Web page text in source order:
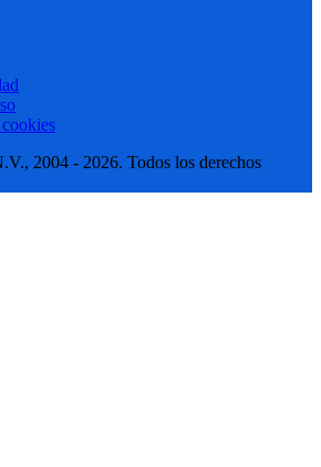
2004 - 2026. Todos los derechos